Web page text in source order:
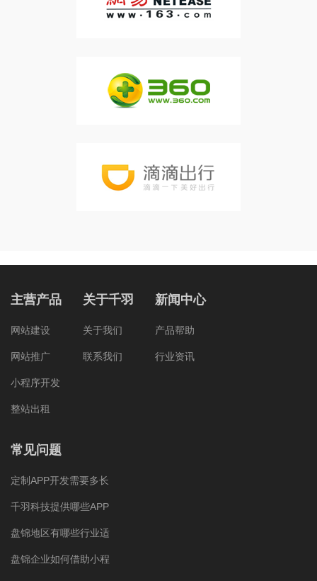
主营产品
网站建设
网站推广
小程序开发
整站出租
关于千羽
关于我们
联系我们
新闻中心
产品帮助
行业资讯
常见问题
定制APP开发需要多长
千羽科技提供哪些APP
盘锦地区有哪些行业适
盘锦企业如何借助小程